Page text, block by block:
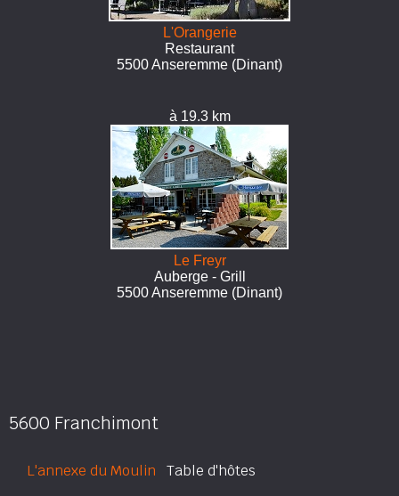
L'Orangerie
Restaurant
5500 Anseremme (Dinant)
à 19.3 km
Le Freyr
Auberge - Grill
5500 Anseremme (Dinant)
5600 Franchimont
L'annexe du Moulin Table d'hôtes